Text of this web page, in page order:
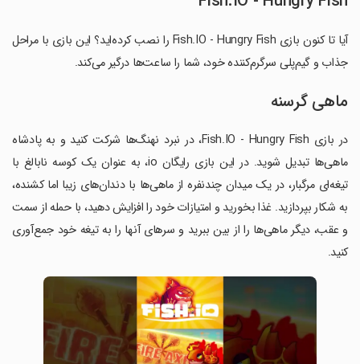
آیا تا کنون بازی Fish.IO - Hungry Fish را نصب کرده‌اید؟ این بازی با مراحل
جذاب و گیم‌پلی سرگرم‌کننده خود، شما را ساعت‌ها درگیر می‌کند.
ماهی گرسنه
در بازی Fish.IO - Hungry Fish، در نبرد نهنگ‌ها شرکت کنید و به پادشاه
ماهی‌ها تبدیل شوید. در این بازی رایگان io، به عنوان یک کوسه نابالغ با
تیغه‌ای مرگبار، در یک میدان چندنفره از ماهی‌ها با دندان‌های زیبا اما کشنده،
به شکار بپردازید. غذا بخورید و امتیازات خود را افزایش دهید، با حمله از سمت
و عقب، دیگر ماهی‌ها را از بین ببرید و سرهای آنها را به تیغه خود جمع‌آوری
کنید.